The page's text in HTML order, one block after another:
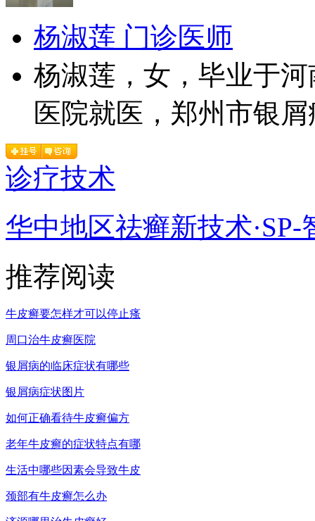
杨淑莲 门诊医师
杨淑莲，女，毕业于
医院就医，郑州市银
诊疗技术
华中地区祛癣新技术·SP-
推荐阅读
牛皮癣要怎样才可以停止瘙
周口治牛皮癣医院
银屑病的临床症状有哪些
银屑病症状图片
如何正确看待牛皮癣偏方
老年牛皮癣的症状特点有哪
生活中哪些因素会导致牛皮
颈部有牛皮癣怎么办